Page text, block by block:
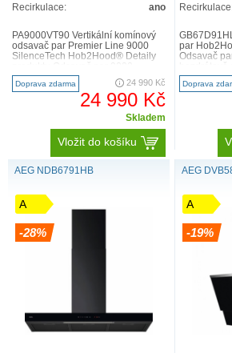
Recirkulace: ano
PA9000VT90 Vertikální komínový
odsavač par Premier Line 9000
SilenceTech Hob2Hood® Detaily
AutoSense s technologií in..
Doprava zdarma 24 990 Kč
24 990 Kč
Skladem
Vložit do košíku
par
Odsavač
Když
Doprava
AEG NDB6791HB
A
-28%
AEG
A
-19%